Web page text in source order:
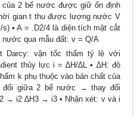
của 2 bể nước được giữ ổn định
gian t thu được lượng nước V
• A = .D2/4 là diện tích mặt cắt
nước qua mẫu đất: v = Q/A
Darcy: vận tốc thấm tỷ lệ với
thủy lực i = ∆H/∆L • ∆H: độ
k phụ thuộc vào bản chất của
đối giữa 2 bể nước → thay đổi
→ i2 ∆H3 → i3 • Nhận xét: v và i